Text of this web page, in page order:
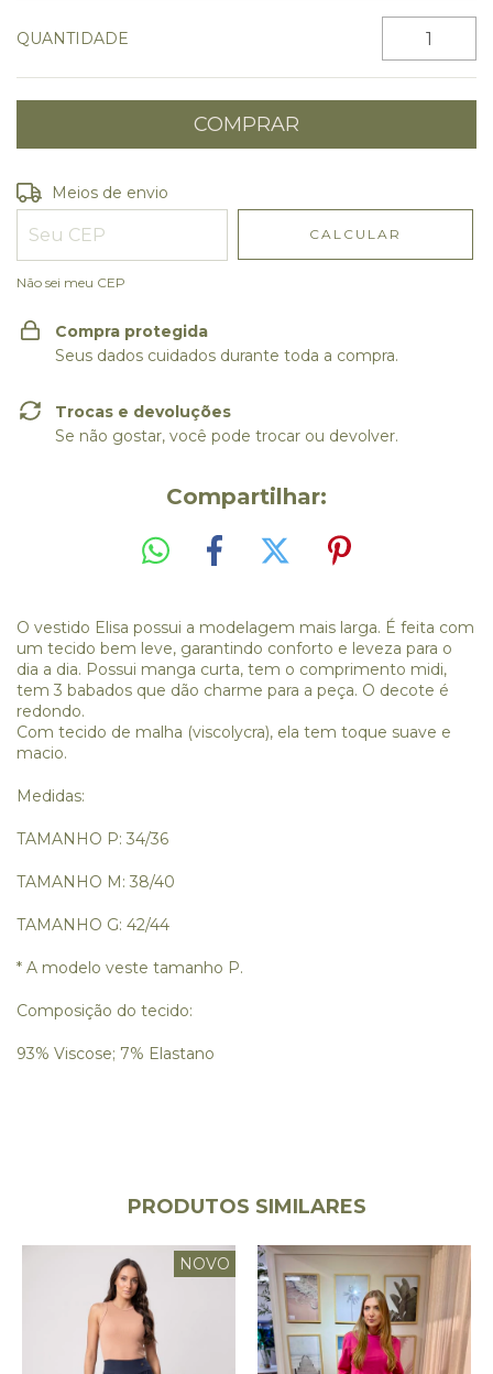
QUANTIDADE
Entregas para o CEP:
Meios de envio
CALCULAR
Não sei meu CEP
Compra protegida
Seus dados cuidados durante toda a compra.
Trocas e devoluções
Se não gostar, você pode trocar ou devolver.
Compartilhar:
O vestido Elisa possui a modelagem mais larga. É feita com
um tecido bem leve, garantindo conforto e leveza para o
dia a dia. Possui manga curta, tem o comprimento midi,
tem 3 babados que dão charme para a peça. O decote é
redondo.
Com tecido de malha (viscolycra), ela tem toque suave e
macio.
Medidas:
TAMANHO P: 34/36
TAMANHO M: 38/40
TAMANHO G: 42/44
* A modelo veste tamanho P.
Composição do tecido:
93% Viscose; 7% Elastano
PRODUTOS SIMILARES
NOVO